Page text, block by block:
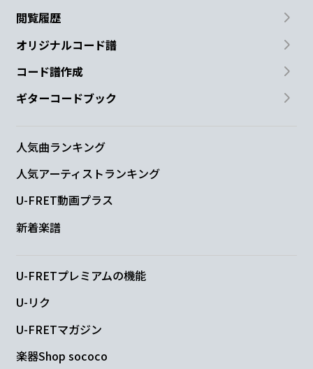
閲覧履歴
オリジナルコード譜
コード譜作成
ギターコードブック
人気曲ランキング
人気アーティストランキング
U-FRET動画プラス
新着楽譜
U-FRETプレミアムの機能
U-リク
U-FRETマガジン
楽器Shop sococo